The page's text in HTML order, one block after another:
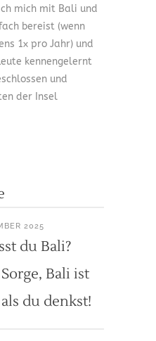
mich mit Bali und
bereist (wenn
1x pro Jahr) und
kennengelernt
und
der Insel
2025
du Bali?
Bali ist
du denkst!